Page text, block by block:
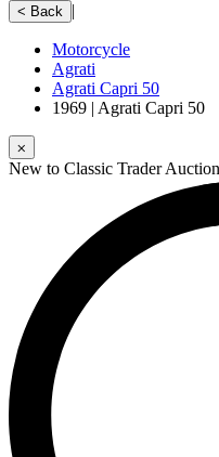
< Back |
Motorcycle
Agrati
Agrati Capri 50
1969 | Agrati Capri 50
⨉
New to Classic Trader